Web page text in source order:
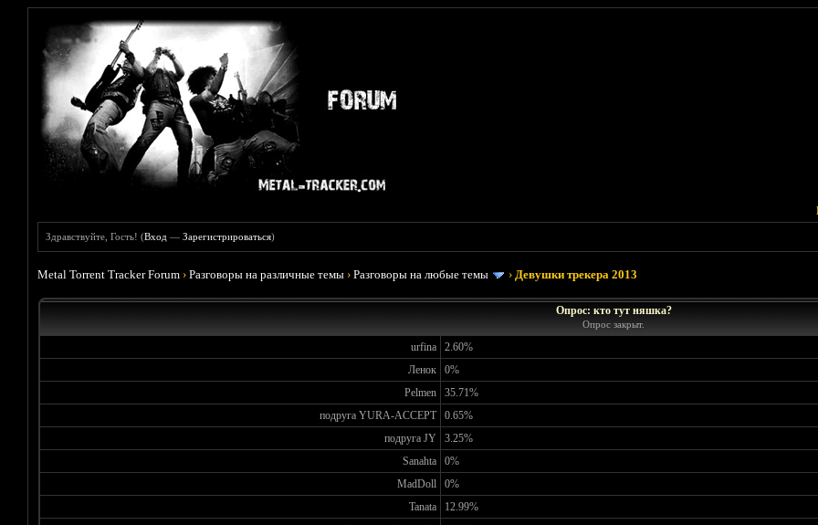
Здравствуйте, Гость! (Вход —Зарегистрироваться)
Metal Torrent Tracker Forum ›Разговоры на различные темы ›Разговоры на любые темы ›Девушки трекера 2013
Опрос: кто тут няшка?
Опрос закрыт.
urfina
2.60%
Ленок
0%
Pelmen
35.71%
подруга YURA-ACCEPT
0.65%
подруга JY
3.25%
Sanahta
0%
MadDoll
0%
Tanata
12.99%